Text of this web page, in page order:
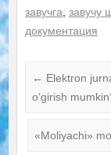
завучга завучу
документация
← Elektron
oʻgirish
«Moliyachi»